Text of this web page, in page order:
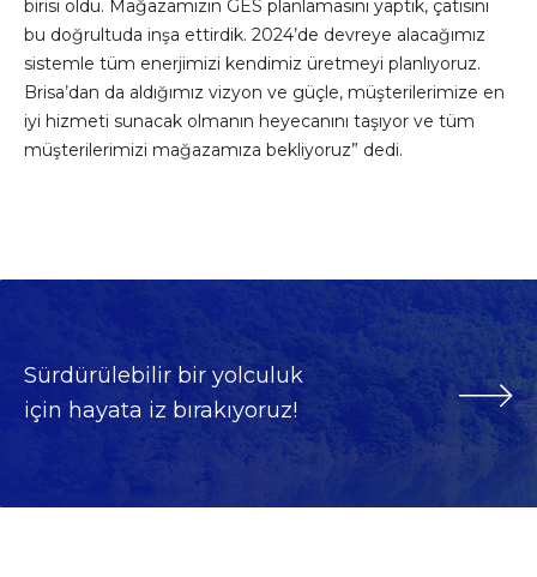
birisi oldu. Mağazamızın GES planlamasını yaptık, çatısını
bu doğrultuda inşa ettirdik. 2024’de devreye alacağımız
sistemle tüm enerjimizi kendimiz üretmeyi planlıyoruz.
Brisa’dan da aldığımız vizyon ve güçle, müşterilerimize en
iyi hizmeti sunacak olmanın heyecanını taşıyor ve tüm
müşterilerimizi mağazamıza bekliyoruz” dedi.
Sürdürülebilir bir yolculuk
için hayata iz bırakıyoruz!